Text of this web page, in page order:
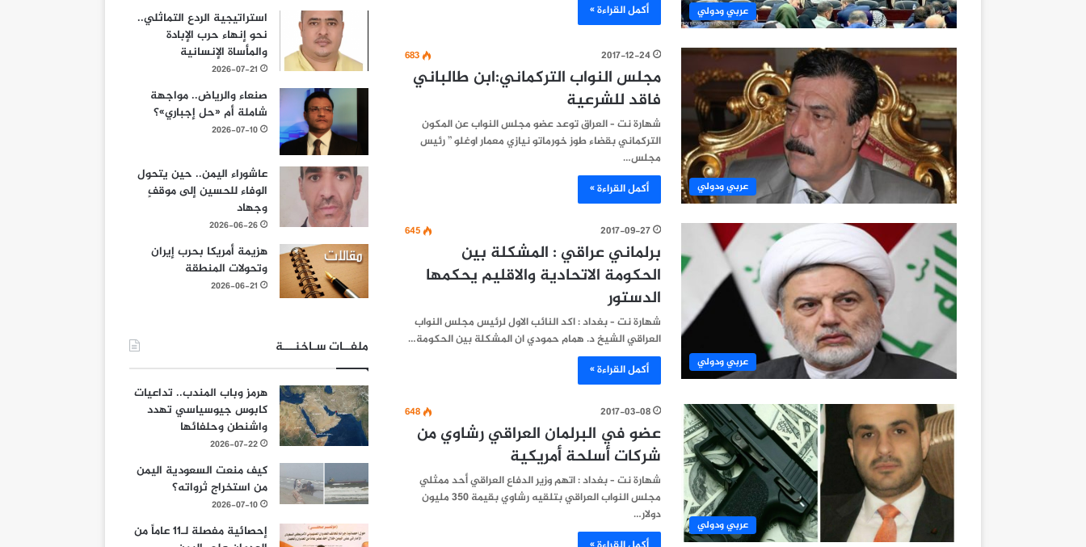
عربي ودولي
أكمل القراءة »
عربي ودولي
2017-12-24
683
مجلس النواب التركماني:ابن طالباني
فاقد للشرعية
شهارة نت – العراق توعد عضو مجلس النواب عن المكون
التركماني بقضاء طوز خورماتو نيازي معمار اوغلو ” رئيس
مجلس…
أكمل القراءة »
عربي ودولي
2017-09-27
645
برلماني عراقي : المشكلة بين
الحكومة الاتحادية والاقليم يحكمها
الدستور
شهارة نت – بغداد : اكد النائب الاول لرئيس مجلس النواب
العراقي الشيخ د. همام حمودي ان المشكلة بين الحكومة…
أكمل القراءة »
عربي ودولي
2017-03-08
648
عضو في البرلمان العراقي رشاوي من
شركات أسلحة أمريكية
شهارة نت – بغداد : اتهم وزير الدفاع العراقي أحد ممثلي
مجلس النواب العراقي بتلقيه رشاوي بقيمة 350 مليون
دولار…
استراتيجية الردع التماثلي..
نحو إنهاء حرب الإبادة
والمأساة الإنسانية
2026-07-21
صنعاء والرياض.. مواجهة
شاملة أم «حل إجباري»؟
2026-07-10
عاشوراء اليمن.. حين يتحول
الوفاء للحسين إلى موقفٍ
وجهاد
2026-06-26
هزيمة أمريكا بحرب إيران
وتحولات المنطقة
2026-06-21
ملفــات سـاخنـــة
هرمز وباب المندب.. تداعيات
كابوس جيوسياسي تهدد
واشنطن وحلفائها
2026-07-22
كيف منعت السعودية اليمن
من استخراج ثرواته؟
2026-07-10
إحصائية مفصلة لـ11 عاماً من